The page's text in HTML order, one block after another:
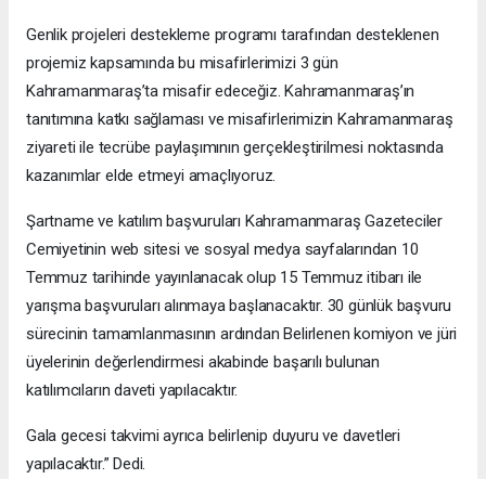
Genlik projeleri destekleme programı tarafından desteklenen
projemiz kapsamında bu misafirlerimizi 3 gün
Kahramanmaraş’ta misafir edeceğiz. Kahramanmaraş’ın
tanıtımına katkı sağlaması ve misafirlerimizin Kahramanmaraş
ziyareti ile tecrübe paylaşımının gerçekleştirilmesi noktasında
kazanımlar elde etmeyi amaçlıyoruz.
Şartname ve katılım başvuruları Kahramanmaraş Gazeteciler
Cemiyetinin web sitesi ve sosyal medya sayfalarından 10
Temmuz tarihinde yayınlanacak olup 15 Temmuz itibarı ile
yarışma başvuruları alınmaya başlanacaktır. 30 günlük başvuru
sürecinin tamamlanmasının ardından Belirlenen komiyon ve jüri
üyelerinin değerlendirmesi akabinde başarılı bulunan
katılımcıların daveti yapılacaktır.
Gala gecesi takvimi ayrıca belirlenip duyuru ve davetleri
yapılacaktır.” Dedi.